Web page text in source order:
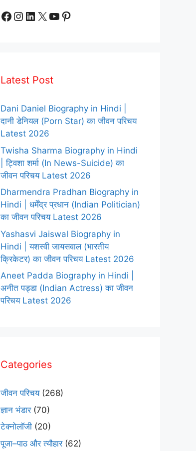
Facebook
Instagram
LinkedIn
X YouTube
Pinterest
Latest Post
Dani Daniel Biography in Hindi |
दानी डेनियल (Porn Star) का जीवन परिचय
Latest 2026
Twisha Sharma Biography in Hindi
| ट्विशा शर्मा (In News-Suicide) का
जीवन परिचय Latest 2026
Dharmendra Pradhan Biography in
Hindi | धर्मेंद्र प्रधान (Indian Politician)
का जीवन परिचय Latest 2026
Yashasvi Jaiswal Biography in
Hindi | यशस्वी जायसवाल (भारतीय
क्रिकेटर) का जीवन परिचय Latest 2026
Aneet Padda Biography in Hindi |
अनीत पड्डा (Indian Actress) का जीवन
परिचय Latest 2026
Categories
जीवन परिचय(268)
ज्ञान भंडार(70)
टेक्नोलॉजी (20)
पूजा–पाठ और त्यौहार(62)